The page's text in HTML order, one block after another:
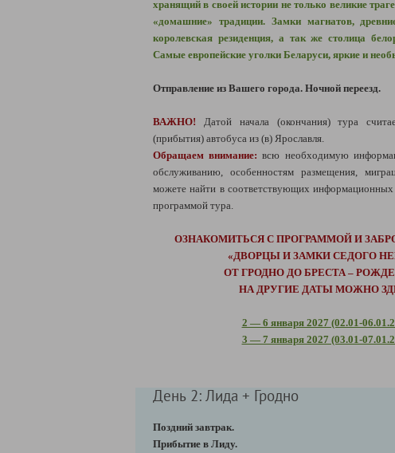
хранящий в своей истории не только великие
«домашние» традиции. Замки магнатов,
королевская резиденция, а так же столица
Самые европейские уголки Беларуси, яркие и
Отправление из Вашего города. Ночной переезд.
ВАЖНО! Датой начала (окончания) тура
(прибытия) автобуса из (в) Ярославля.
Обращаем внимание:всю необходимую
обслуживанию, особенностям размещения,
можете найти в соответствующих информационных
программой тура.
ОЗНАКОМИТЬСЯ С ПРОГРАММОЙ И
«ДВОРЦЫ И ЗАМКИ СЕДОГО
ОТ ГРОДНО ДО БРЕСТА –
НА ДРУГИЕ ДАТЫ МОЖНО
2 — 6 января 2027 (02.01-
3 — 7 января 2027 (03.01-
День 2: Лида + Гродно
Поздний завтрак.
Прибытие в Лиду.